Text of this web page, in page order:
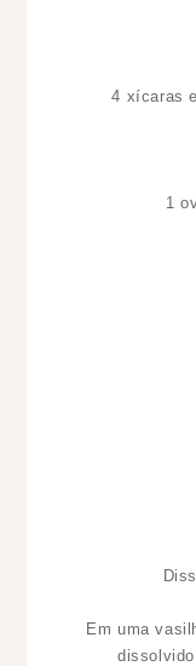
4 xícaras
1
Em uma